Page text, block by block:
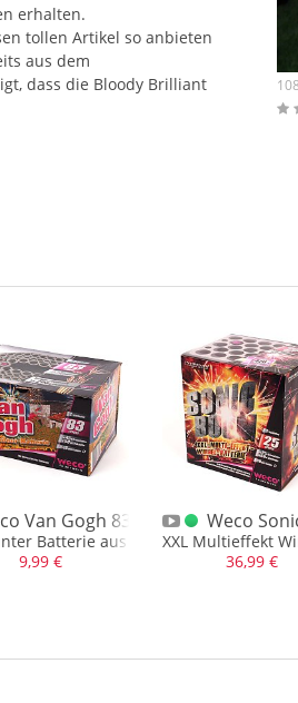
erhalten.
tollen Artikel so anbieten
aus dem
dass die Bloody Brilliant
Batterie
Van Gogh 83 Schuss Batterie
Batterie aus dem Aldi Nord
9,99 €
Weco
XXL Multieffekt
36,99 €